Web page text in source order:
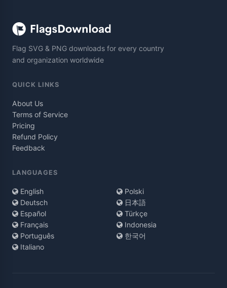
Flag SVG & PNG downloads for every country
and organization worldwide
QUICK LINKS
About Us
Terms of Service
Pricing
Refund Policy
Feedback
LANGUAGES
English
Deutsch
Español
Français
Português
Italiano
Polski
日本語
Türkçe
Indonesia
한국어